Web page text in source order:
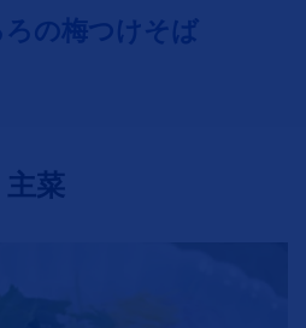
の梅つけそば
主菜